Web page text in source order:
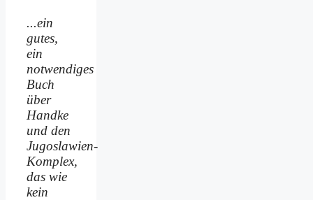
...ein
gutes,
ein
notwendiges
Buch
über
Handke
und den
Jugoslawien-
Komplex,
das wie
kein